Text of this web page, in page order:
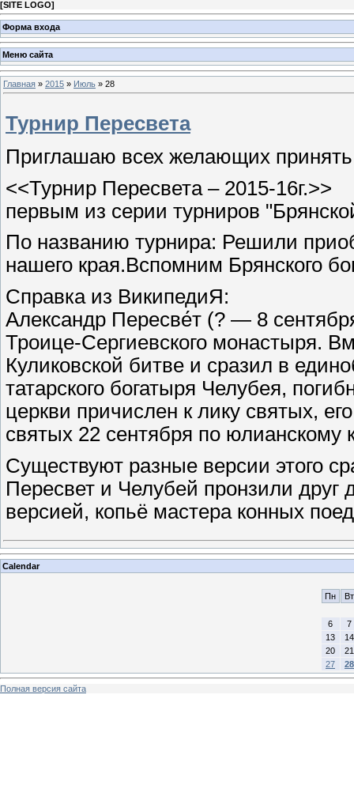
[SITE LOGO]
Форма входа
Меню сайта
Главная » 2015 » Июль » 28
Турнир Пересвета
Приглашаю всех желающих
<<Турнир Пересвета – 2015-16г.>>
первым из серии турниров
По названию турнира: Решили
нашего края.Вспомним Брянского
Справка из ВикипедиЯ:
Александр Пересве́т (? — 8
Троице-Сергиевского монастыря.
Куликовской битве и сразил в
татарского богатыря Челубея,
церкви причислен к лику святых,
святых 22 сентября по
Существуют разные версии этого
Пересвет и Челубей пронзили друг
версией, копьё мастера конных
Calendar
Пн Вт
6
7
13
14
20
21
27
28
Полная версия сайта